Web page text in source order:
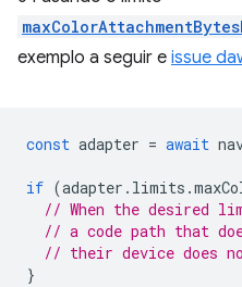
exemplo a seguir e issue
const adapter = await
if (adapter . limits .
// When the desired
// a code path that
// their device does
}